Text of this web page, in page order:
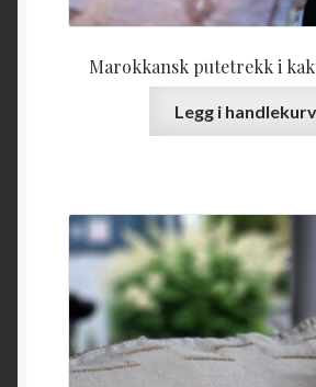
Marokkansk putetrekk i
Legg i handlekurv